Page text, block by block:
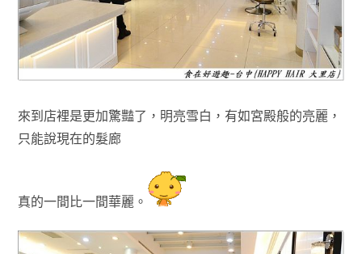
來到店裡是更加驚豔了 ，明亮雪白 ， 有如宮殿般的亮麗 ，
只能說現在的髮廊
真的一間比一間華麗 。